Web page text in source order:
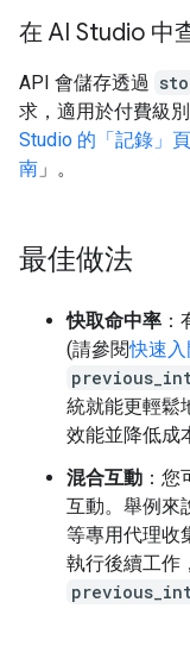
在 AI Studio 中
API 會儲存透過
求，適用於付費級
Studio 的「記錄」
南 」。
最佳做法
快取命中率
(請參閱快速入
統就能更輕鬆
效能並降低成
混合互動 ：
互動。舉例來
等專用代理收
執行後續工作